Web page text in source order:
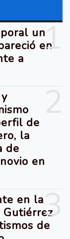
1
un
en
a
de
la
de
en
3
en la
Gutiérrez
de